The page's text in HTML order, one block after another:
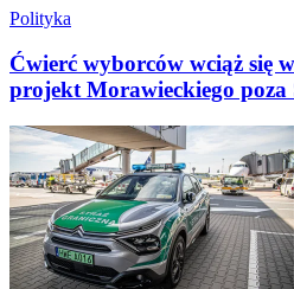
Polityka
Ćwierć wyborców wciąż się
projekt Morawieckiego poza